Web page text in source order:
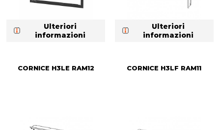
Ulteriori
informazioni
Ulteriori
informazioni
CORNICE H3LE RAM12 CORNICE H3LF RAM11